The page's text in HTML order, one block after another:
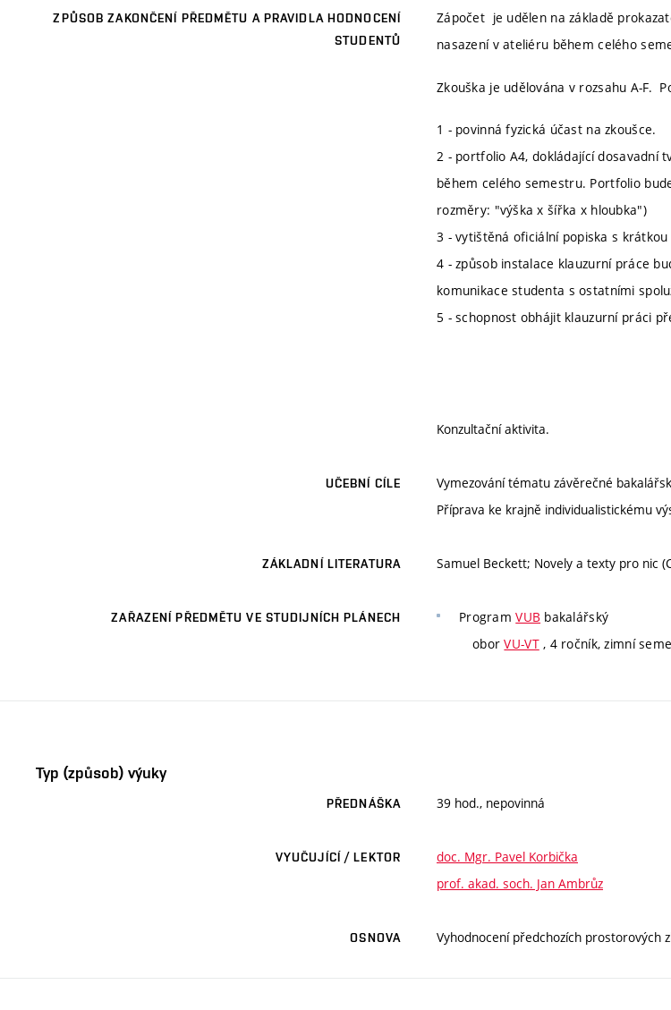
ZPŮSOB ZAKONČENÍ PŘEDMĚTU A PRAVIDLA HODNOCENÍ
STUDENTŮ
Zápočet je udělen na základě
nasazení v ateliéru během celého
Zkouška je udělována v rozsahu A-F.
1 - povinná fyzická účast na zkoušce.
2 - portfolio A4, dokládající dosavadní
během celého semestru. Portfolio
rozměry: "výška x šířka x hloubka")
3 - vytištěná oficiální popiska s
4 - způsob instalace klauzurní práce
komunikace studenta s ostatními
5 - schopnost obhájit klauzurní práci
Konzultační aktivita.
UČEBNÍ CÍLE
Vymezování tématu závěrečné
Příprava ke krajně individualistickému
ZÁKLADNÍ LITERATURA Samuel Beckett; Novely a texty pro nic
ZAŘAZENÍ PŘEDMĚTU VE STUDIJNÍCH PLÁNECH ProgramVUB bakalářský
oborVU-VT, 4 ročník, zimní
Typ (způsob) výuky
PŘEDNÁŠKA 39 hod., nepovinná
VYUČUJÍCÍ / LEKTOR
doc. Mgr. Pavel Korbička
prof. akad. soch. Jan Ambrůz
OSNOVA Vyhodnocení předchozích prostorových